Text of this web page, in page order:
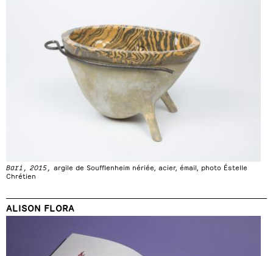
Bari, 2015, argile de Soufflenheim nériée, acier, émail, photo Éstelle
Chrétien
ALISON FLORA